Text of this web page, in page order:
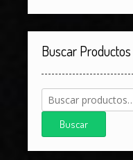
Buscar Productos
Buscar
por:
Buscar